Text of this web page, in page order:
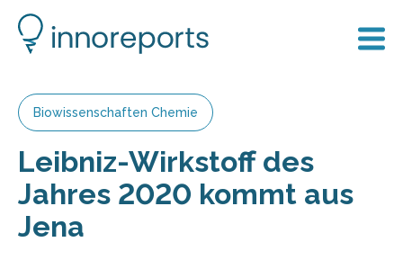
Biowissenschaften Chemie
Leibniz-Wirkstoff des
Jahres 2020 kommt aus
Jena